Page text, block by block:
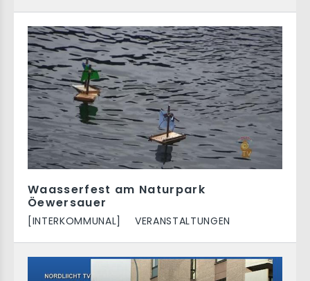
Waasserfest am Naturpark
Öewersauer
[INTERKOMMUNAL] VERANSTALTUNGEN